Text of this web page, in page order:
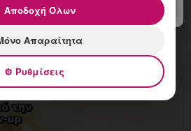
καθοδήγηση στη
Αποδοχή Όλων
Απαραίτητα
⚙ Ρυθμίσεις